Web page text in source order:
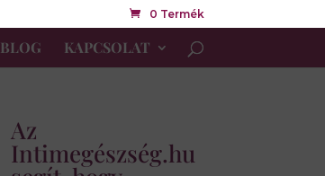
0 Termék
BLOG KAPCSOLAT
Az
Intimegészség.hu